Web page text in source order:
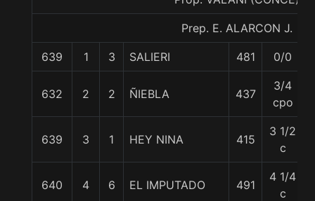
Prep. E. ALARCON J.
639 1 3 SALIERI 481 0/0
632 2 2 ÑIEBLA 437
3/4
cpo
639 3 1 HEY NINA 415
3 1/2
c
640 4 6 EL IMPUTADO 491
4 1/4
c